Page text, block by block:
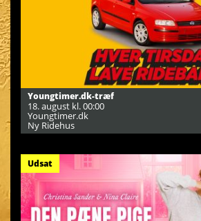
Youngtimer.dk-træf
18. august kl. 00:00
Youngtimer.dk
Ny Ridehus
Udsat